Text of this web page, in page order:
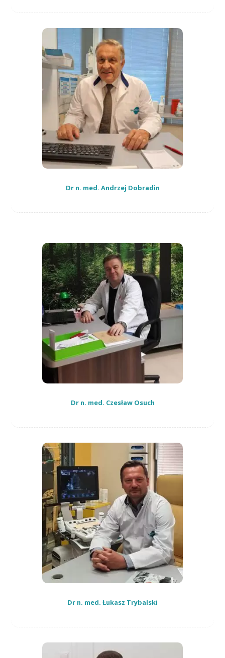
Dr n. med. Andrzej Dobradin
Dr n. med. Czesław Osuch
Dr n. med. Łukasz Trybalski